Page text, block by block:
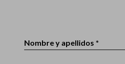
Nombre y apellidos *